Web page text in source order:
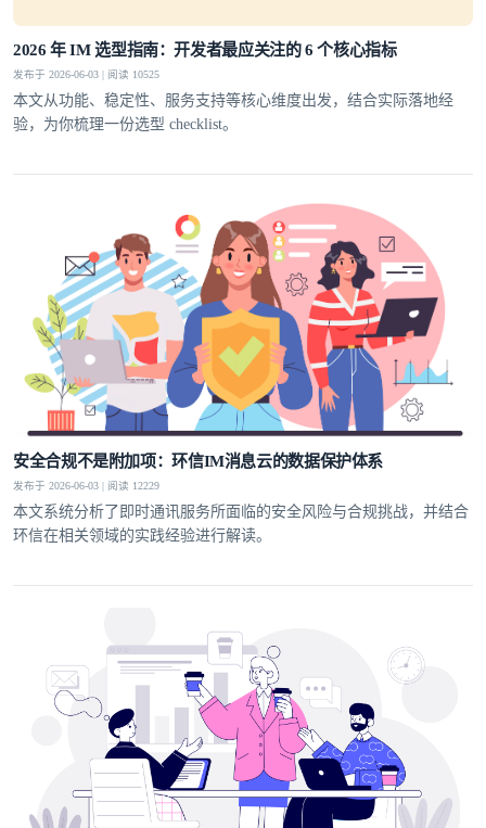
2026 年 IM 选型指南：开发者最应关注的 6 个核心指标
发布于 2026-06-03 | 阅读 10525
本文从功能、稳定性、服务支持等核心维度出发，结合实际落地经
验，为你梳理一份选型 checklist。
安全合规不是附加项：环信IM消息云的数据保护体系
发布于 2026-06-03 | 阅读 12229
本文系统分析了即时通讯服务所面临的安全风险与合规挑战，并结合
环信在相关领域的实践经验进行解读。